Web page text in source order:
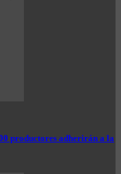
productores adherirán a la